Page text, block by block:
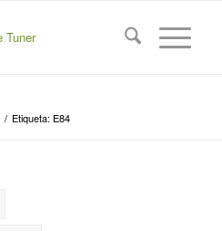
/ Etiqueta: E84